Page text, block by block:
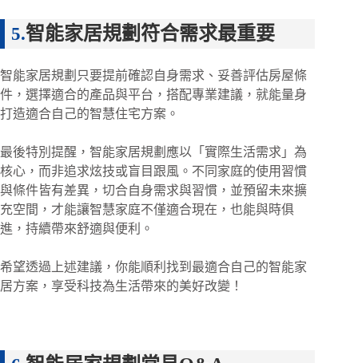
智能家居規劃符合需求最重要
智能家居規劃只要提前確認自身需求、妥善評估房屋條
件，選擇適合的產品與平台，搭配專業建議，就能量身
打造適合自己的智慧住宅方案。
最後特別提醒，智能家居規劃應以「實際生活需求」為
核心，而非追求炫技或盲目跟風。不同家庭的使用習慣
與條件皆有差異，切合自身需求與習慣，並預留未來擴
充空間，才能讓智慧家庭不僅適合現在，也能與時俱
進，持續帶來舒適與便利。
希望透過上述建議，你能順利找到最適合自己的智能家
居方案，享受科技為生活帶來的美好改變！